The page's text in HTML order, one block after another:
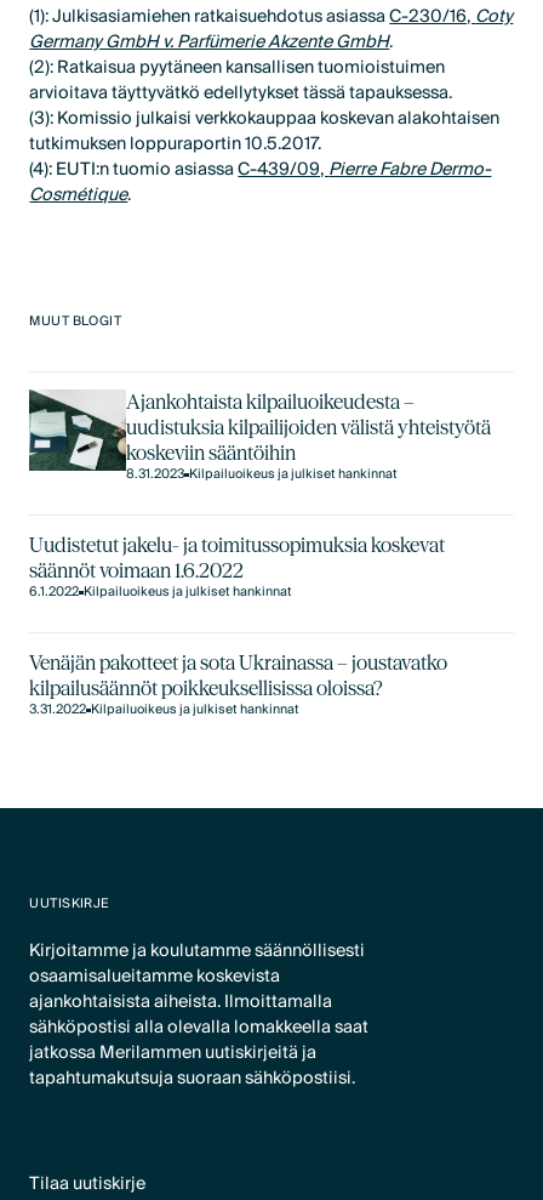
(1): Julkisasiamiehen ratkaisuehdotus asiassaC-230/16,Coty
Germany GmbH v. Parfümerie Akzente GmbH.
(2): Ratkaisua pyytäneen kansallisen tuomioistuimen
arvioitava täyttyvätkö edellytykset tässä tapauksessa.
(3): Komissio julkaisi verkkokauppaa koskevan alakohtaisen
tutkimuksen loppuraportin 10.5.2017.
(4): EUTI:n tuomio asiassaC-439/09,Pierre Fabre Dermo-
Cosmétique.
MUUT BLOGIT
Ajankohtaista kilpailuoikeudesta –
uudistuksia kilpailijoiden välistä yhteistyötä
koskeviin sääntöihin
8.31.2023Kilpailuoikeus ja julkiset hankinnat
Uudistetut jakelu- ja toimitussopimuksia koskevat
säännöt voimaan 1.6.2022
6.1.2022Kilpailuoikeus ja julkiset hankinnat
Venäjän pakotteet ja sota Ukrainassa – joustavatko
kilpailusäännöt poikkeuksellisissa oloissa?
3.31.2022Kilpailuoikeus ja julkiset hankinnat
UUTISKIRJE
Kirjoitamme ja koulutamme säännöllisesti
osaamisalueitamme koskevista
ajankohtaisista aiheista. Ilmoittamalla
sähköpostisi alla olevalla lomakkeella saat
jatkossa Merilammen uutiskirjeitä ja
tapahtumakutsuja suoraan sähköpostiisi.
Tilaa uutiskirje